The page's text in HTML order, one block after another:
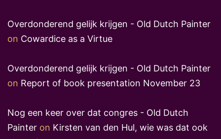
Overdonderend gelijk krijgen - Old Dutch Painter
on Cowardice as a Virtue
Overdonderend gelijk krijgen - Old Dutch Painter
on Report of book presentation November 23
Nog een keer over dat congres - Old Dutch
Painter on Kirsten van den Hul, wie was dat ook